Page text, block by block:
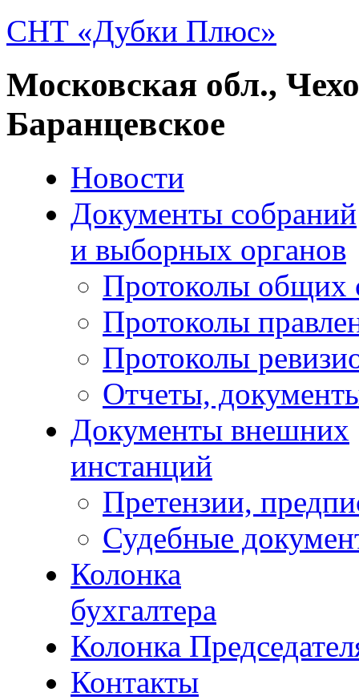
СНТ «Дубки Плюс»
Московская обл.,
Баранцевское
Новости
Документы собраний
и выборных органов
Протоколы общих
Протоколы
Протоколы
Отчеты,
Документы внешних
инстанций
Претензии,
Судебные
Колонка
бухгалтера
Колонка
Контакты